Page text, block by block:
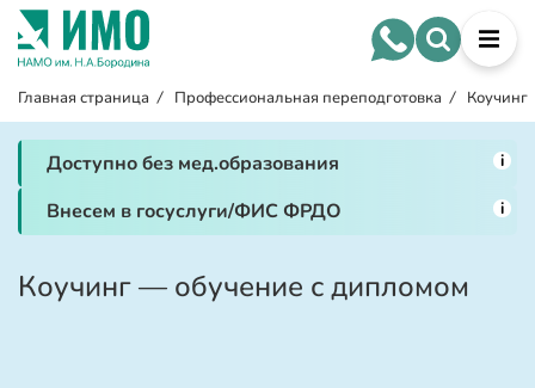
Главная страница / Профессиональная переподготовка / Коучинг
Доступно без мед.образования i
Внесем в госуслуги/ФИС ФРДО i
Коучинг — обучение с дипломом